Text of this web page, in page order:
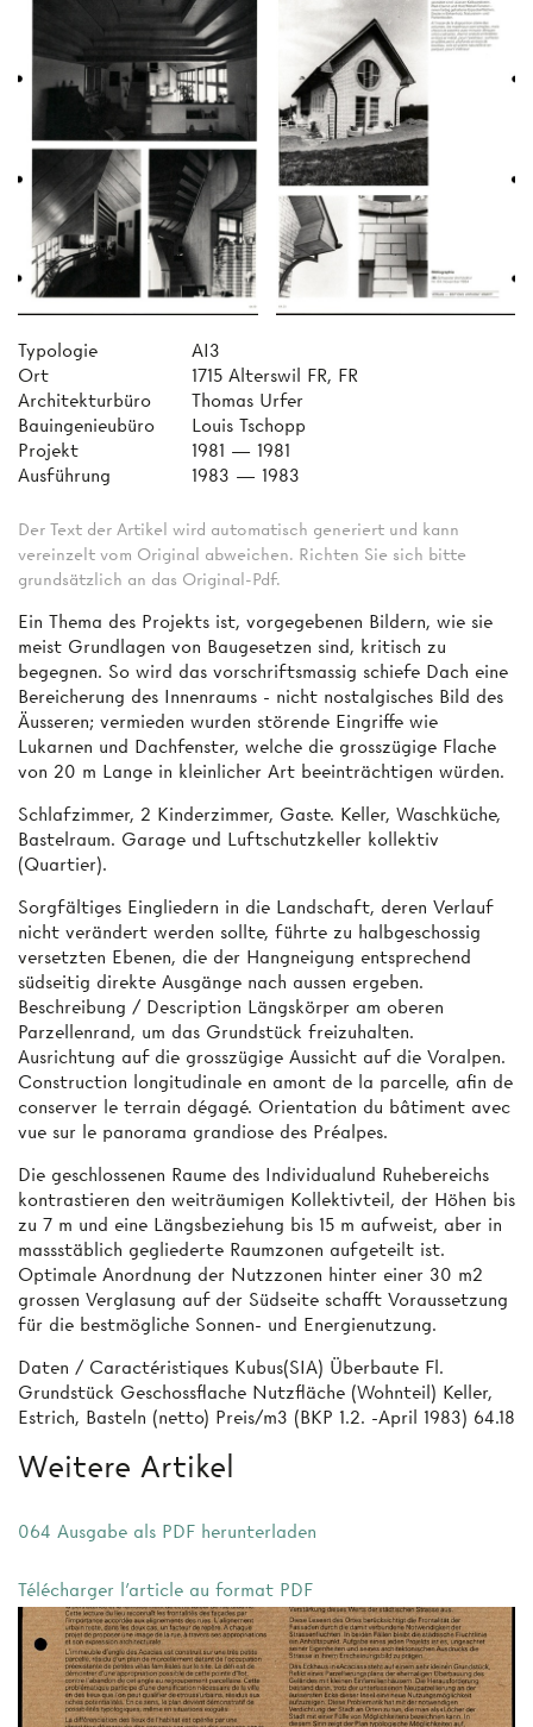
Typologie
AI3
Ort
1715 Alterswil FR, FR
Architekturbüro
Thomas Urfer
Bauingenieubüro
Louis Tschopp
Projekt
1981 — 1981
Ausführung
1983 — 1983
Der Text der Artikel wird automatisch generiert und kann
vereinzelt vom Original abweichen. Richten Sie sich bitte
grundsätzlich an das Original-Pdf.
Ein Thema des Projekts ist, vorgegebenen Bildern, wie sie
meist Grundlagen von Baugesetzen sind, kritisch zu
begegnen. So wird das vorschriftsmassig schiefe Dach eine
Bereicherung des Innenraums - nicht nostalgisches Bild des
Äusseren; vermieden wurden störende Eingriffe wie
Lukarnen und Dachfenster, welche die grosszügige Flache
von 20 m Lange in kleinlicher Art beeinträchtigen würden.
Schlafzimmer, 2 Kinderzimmer, Gaste. Keller, Waschküche,
Bastelraum. Garage und Luftschutzkeller kollektiv
(Quartier).
Sorgfältiges Eingliedern in die Landschaft, deren Verlauf
nicht verändert werden sollte, führte zu halbgeschossig
versetzten Ebenen, die der Hangneigung entsprechend
südseitig direkte Ausgänge nach aussen ergeben.
Beschreibung / Description Längskörper am oberen
Parzellenrand, um das Grundstück freizuhalten.
Ausrichtung auf die grosszügige Aussicht auf die Voralpen.
Construction longitudinale en amont de la parcelle, afin de
conserver le terrain dégagé. Orientation du bâtiment avec
vue sur le panorama grandiose des Préalpes.
Die geschlossenen Raume des Individualund Ruhebereichs
kontrastieren den weiträumigen Kollektivteil, der Höhen bis
zu 7 m und eine Längsbeziehung bis 15 m aufweist, aber in
massstäblich gegliederte Raumzonen aufgeteilt ist.
Optimale Anordnung der Nutzzonen hinter einer 30 m2
grossen Verglasung auf der Südseite schafft Voraussetzung
für die bestmögliche Sonnen- und Energienutzung.
Daten / Caractéristiques Kubus(SIA) Überbaute Fl.
Grundstück Geschossflache Nutzfläche (Wohnteil) Keller,
Estrich, Basteln (netto) Preis/m3 (BKP 1.2. -April 1983) 64.18
Weitere Artikel
064 Ausgabe als PDF herunterladen
Télécharger l'article au format PDF